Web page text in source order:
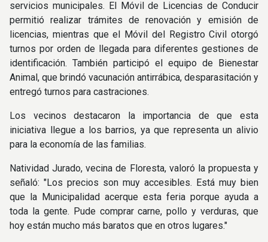
servicios municipales. El Móvil de Licencias de Conducir
permitió realizar trámites de renovación y emisión de
licencias, mientras que el Móvil del Registro Civil otorgó
turnos por orden de llegada para diferentes gestiones de
identificación. También participó el equipo de Bienestar
Animal, que brindó vacunación antirrábica, desparasitación y
entregó turnos para castraciones.
Los vecinos destacaron la importancia de que esta
iniciativa llegue a los barrios, ya que representa un alivio
para la economía de las familias.
Natividad Jurado, vecina de Floresta, valoró la propuesta y
señaló: "Los precios son muy accesibles. Está muy bien
que la Municipalidad acerque esta feria porque ayuda a
toda la gente. Pude comprar carne, pollo y verduras, que
hoy están mucho más baratos que en otros lugares."